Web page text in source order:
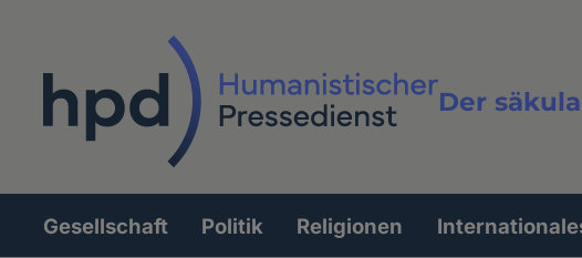
Der
Hauptnavigation
Gesellschaft Politik Religionen